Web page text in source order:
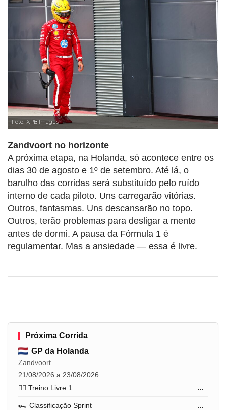
Foto: XPB Images
Zandvoort no horizonte
A próxima etapa, na Holanda, só acontece entre os
dias 30 de agosto e 1º de setembro. Até lá, o
barulho das corridas será substituído pelo ruído
interno de cada piloto. Uns carregarão vitórias.
Outros, fantasmas. Uns descansarão no topo.
Outros, terão problemas para desligar a mente
antes de dormi. A pausa da Fórmula 1 é
regulamentar. Mas a ansiedade — essa é livre.
Próxima Corrida
GP da Holanda
Zandvoort
21/08/2026 a 23/08/2026
🏋️‍♂️ Treino Livre 1
...
🏎️ Classificação Sprint ...